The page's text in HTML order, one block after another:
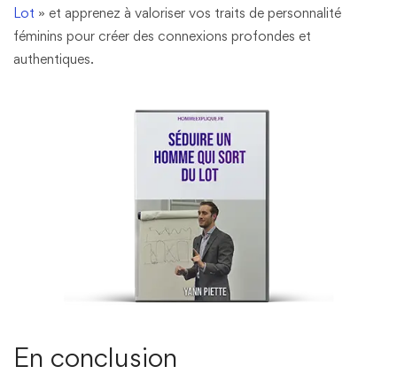
Lot » et apprenez à valoriser vos traits de personnalité
féminins pour créer des connexions profondes et
authentiques.
En conclusion